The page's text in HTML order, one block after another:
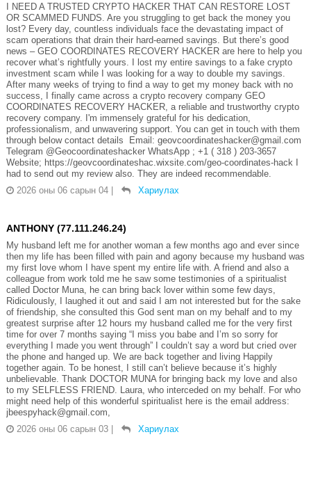
I NEED A TRUSTED CRYPTO HACKER THAT CAN RESTORE LOST
OR SCAMMED FUNDS. Are you struggling to get back the money you
lost? Every day, countless individuals face the devastating impact of
scam operations that drain their hard-earned savings. But there’s good
news – GEO COORDINATES RECOVERY HACKER are here to help you
recover what’s rightfully yours. I lost my entire savings to a fake crypto
investment scam while I was looking for a way to double my savings.
After many weeks of trying to find a way to get my money back with no
success, I finally came across a crypto recovery company GEO
COORDINATES RECOVERY HACKER, a reliable and trustworthy crypto
recovery company. I'm immensely grateful for his dedication,
professionalism, and unwavering support. You can get in touch with them
through below contact details Email: geovcoordinateshacker@gmail.com
Telegram @Geocoordinateshacker WhatsApp ; +1 ( 318 ) 203-3657
Website; https://geovcoordinateshac.wixsite.com/geo-coordinates-hack I
had to send out my review also. They are indeed recommendable.
2026 оны 06 сарын 04 | Хариулах
ANTHONY (77.111.246.24)
My husband left me for another woman a few months ago and ever since
then my life has been filled with pain and agony because my husband was
my first love whom I have spent my entire life with. A friend and also a
colleague from work told me he saw some testimonies of a spiritualist
called Doctor Muna, he can bring back lover within some few days,
Ridiculously, I laughed it out and said I am not interested but for the sake
of friendship, she consulted this God sent man on my behalf and to my
greatest surprise after 12 hours my husband called me for the very first
time for over 7 months saying “I miss you babe and I’m so sorry for
everything I made you went through” I couldn’t say a word but cried over
the phone and hanged up. We are back together and living Happily
together again. To be honest, I still can’t believe because it’s highly
unbelievable. Thank DOCTOR MUNA for bringing back my love and also
to my SELFLESS FRIEND. Laura, who interceded on my behalf. For who
might need help of this wonderful spiritualist here is the email address:
jbeespyhack@gmail.com,
2026 оны 06 сарын 03 | Хариулах